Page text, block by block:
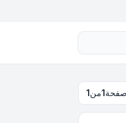
1من1